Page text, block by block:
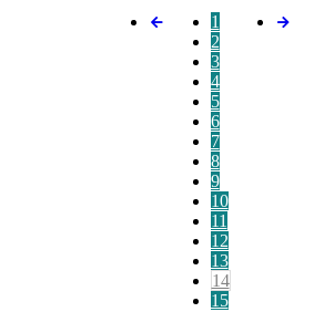
1
2
3
4
5
6
7
8
9
10
11
12
13
14
15